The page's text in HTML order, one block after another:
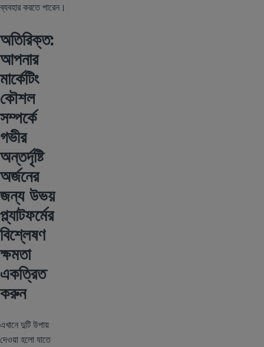
ব্যবহার করতে পারেন।
অতিরিক্ত:
আপনার
মার্কেটিং
কৌশল
সম্পর্কে
গভীর
অন্তর্দৃষ্টি
অর্জনের
জন্য উভয়
প্ল্যাটফর্মের
বিশ্লেষণ
ক্ষমতা
একত্রিত
করুন
এখানে দুটি উপায়
দেওয়া হলো যাতে